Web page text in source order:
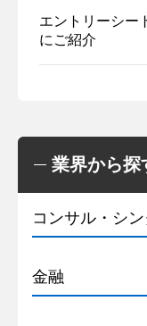
エントリーシー
にご紹介
業界から探
コンサル・シ
金融